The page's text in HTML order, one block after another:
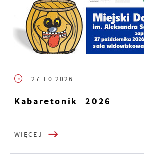
27.10.2026
Kabaretonik 2026
WIĘCEJ